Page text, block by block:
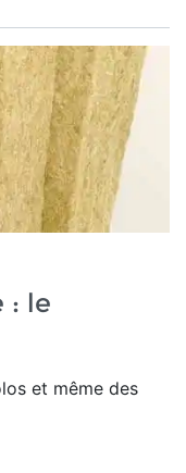
: le
et même des